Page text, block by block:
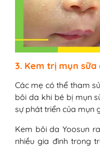
3. Kem trị mụn sữa
Các mẹ có thể tham
bôi da khi bé bị mụn
sự phát triển của mụn
Kem bôi da Yoosun
nhiều gia đình trong